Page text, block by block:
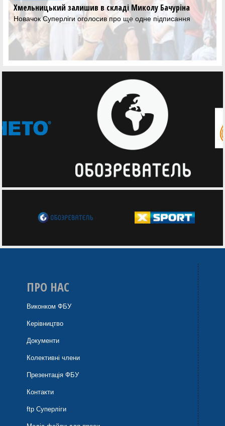
Хмельницький залишив в складі Миколу Бачуріна
Новачок Суперліги оголосив про ще одне підписання
ПРО НАС
Виконком ФБУ
Керівництво
Документи
Колективні члени
Презентація ФБУ
Контакти
ftp Суперліги